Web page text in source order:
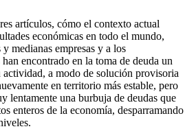
artículos, cómo el contexto actual
económicas en todo el mundo,
medianas empresas y a los
encontrado en la toma de deuda un
actividad, a modo de solución provisoria
en territorio más estable, pero
lentamente una burbuja de deudas que
enteros de la economía, desparramando